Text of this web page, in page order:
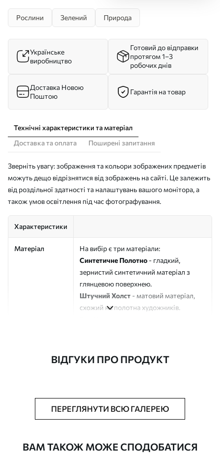
Рослини Зелений Природа
Українське
виробництво
Готовий до відправки
протягом 1–3
робочих днів
Доставка Новою
Поштою
Гарантія на товар
Технічні характеристики та матеріал
Доставка та оплата
Поширені запитання
Зверніть увагу: зображення та кольори зображених предметів
можуть дещо відрізнятися від зображень на сайті. Це залежить
від роздільної здатності та налаштувань вашого монітора, а
також умов освітлення під час фотографування.
Характеристики
Матеріал
На вибір є три матеріали:
Синтетичне Полотно - гладкий,
зернистий синтетичний матеріал з
глянцевою поверхнею.
Штучний Холст - матовий матеріал,
схожий на полотна художників.
Додатково Можна додати лакове покриття.
ВІДГУКИ ПРО ПРОДУКТ
ПЕРЕГЛЯНУТИ ВСЮ ГАЛЕРЕЮ
ВАМ ТАКОЖ МОЖЕ СПОДОБАТИСЯ